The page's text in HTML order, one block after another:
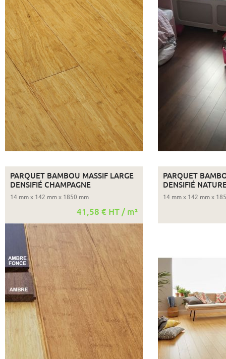
PARQUET BAMBOU MASSIF LARGE
DENSIFIÉ CHAMPAGNE
14 mm x 142 mm x 1850 mm
41,58 € HT / m²
PARQUET
DENSIFIÉ
14 mm x 142 mm x